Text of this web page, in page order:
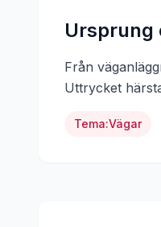
Ursprung
Från
Uttrycket
Tema:Vägar